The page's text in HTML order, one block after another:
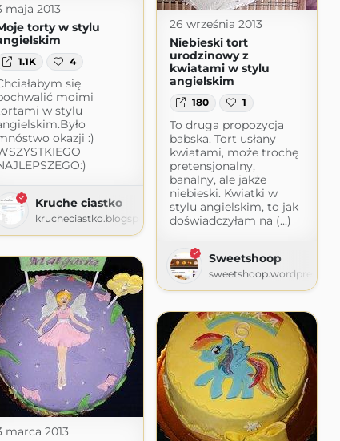
maja 2013
torty w stylu
1.1K 4
się
moimi
w stylu
okazji :)
Kruche ciastko
krucheciastko.blogspot.com
26 września 2013
Niebieski tort
urodzinowy z
kwiatami w stylu
angielskim
180 1
To druga propozycja
babska. Tort usłany
kwiatami, może trochę
pretensjonalny,
banalny, ale jakże
niebieski. Kwiatki w
stylu angielskim, to jak
doświadczyłam na (...)
Sweetshoop
marca 2013